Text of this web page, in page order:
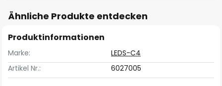
Ähnliche Produkte entdecken
Produktinformationen
Marke:
LEDS-C4
Artikel Nr.:
6027005